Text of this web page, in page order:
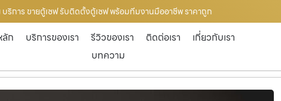
ริการ ขายตู้เซฟ รับติดตั้งตู้เซฟ พร้อมทีมงานมืออาชีพ ราคาถูก
ลัก บริการของเรา รีวิวของเรา ติดต่อเรา
เกี่ยวกับเรา
บทความ